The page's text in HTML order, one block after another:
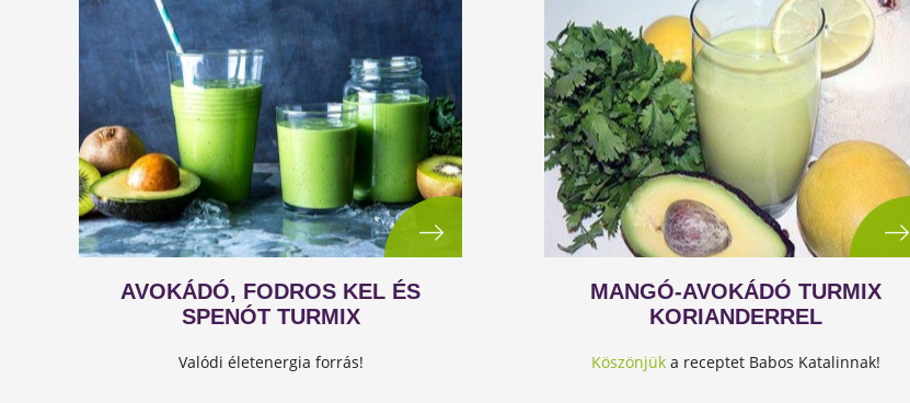
AVOKÁDÓ, FODROS KEL ÉS
SPENÓT TURMIX
Valódi életenergia forrás!
MANGÓ-AVOKÁDÓ TURMIX
KORIANDERREL
Köszönjük a receptet Babos Katalinnak!